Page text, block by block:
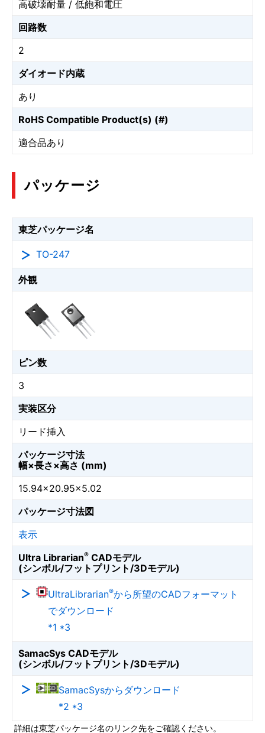
高破壊耐量 / 低飽和電圧
回路数
2
ダイオード内蔵
あり
RoHS Compatible Product(s) (#)
適合品あり
パッケージ
東芝パッケージ名
TO-247
外観
ピン数
3
実装区分
リード挿入
パッケージ寸法
幅×長さ×高さ (mm)
15.94×20.95×5.02
パッケージ寸法図
表示
Ultra Librarian® CADモデル
(シンボル/フットプリント/3Dモデル)
UltraLibrarian®から所望のCADフォーマット
でダウンロード
*1 *3
SamacSys CADモデル
(シンボル/フットプリント/3Dモデル)
SamacSysからダウンロード
*2 *3
詳細は東芝パッケージ名のリンク先をご確認ください。